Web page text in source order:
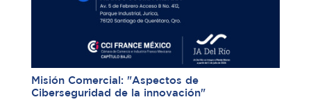
Misión Comercial: "Aspectos de
Ciberseguridad de la innovación"